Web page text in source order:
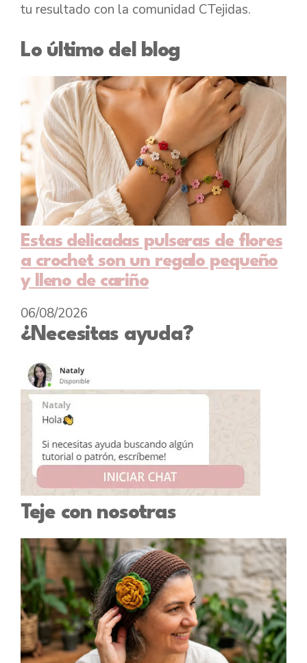
tu resultado con la comunidad CTejidas.
Lo último del blog
Estas delicadas pulseras de flores
a crochet son un regalo pequeño
y lleno de cariño
06/08/2026
¿Necesitas ayuda?
Teje con nosotras